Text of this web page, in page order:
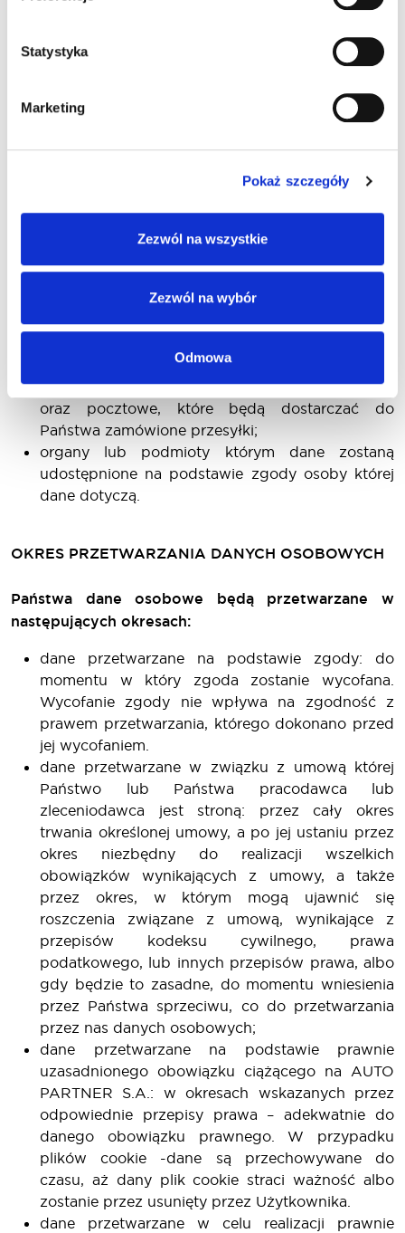
Statystyka
Marketing
Pokaż szczegóły
Zezwól na wszystkie
Zezwól na wybór
Odmowa
wyłącznie w związku z realizacją celów
określonych powyżej, a także na podstawie
organy lub podmioty upoważnione na podstawie
podmioty którym dane są udostępniane na
działalności prowadzonej przez AUTO PARTNER
S.A, którym AUTO PARTNER zleca wykonanie
czynności, związanych z koniecznością
przetwarzające), np.: firmom zapewniającym
obsługę IT, operatorom systemów
informatycznych, operatorom systemów
firmy kurierskie i świadczące usługi transportowe
oraz pocztowe, które będą dostarczać do
Państwa zamówione przesyłki;
organy lub podmioty którym dane zostaną
udostępnione na podstawie zgody osoby której
dane dotyczą.
OKRES PRZETWARZANIA DANYCH OSOBOWYCH
Państwa dane osobowe będą przetwarzane w
następujących okresach:
dane przetwarzane na podstawie zgody: do
momentu w który zgoda zostanie wycofana.
Wycofanie zgody nie wpływa na zgodność z
prawem przetwarzania, którego dokonano przed
jej wycofaniem.
dane przetwarzane w związku z umową której
Państwo lub Państwa pracodawca lub
zleceniodawca jest stroną: przez cały okres
trwania określonej umowy, a po jej ustaniu przez
okres niezbędny do realizacji wszelkich
obowiązków wynikających z umowy, a także
przez okres, w którym mogą ujawnić się
roszczenia związane z umową, wynikające z
przepisów kodeksu cywilnego, prawa
podatkowego, lub innych przepisów prawa, albo
gdy będzie to zasadne, do momentu wniesienia
przez Państwa sprzeciwu, co do przetwarzania
przez nas danych osobowych;
dane przetwarzane na podstawie prawnie
uzasadnionego obowiązku ciążącego na AUTO
PARTNER S.A.: w okresach wskazanych przez
odpowiednie przepisy prawa – adekwatnie do
danego obowiązku prawnego. W przypadku
plików cookie -dane są przechowywane do
czasu, aż dany plik cookie straci ważność albo
zostanie przez usunięty przez Użytkownika.
dane przetwarzane w celu realizacji prawnie